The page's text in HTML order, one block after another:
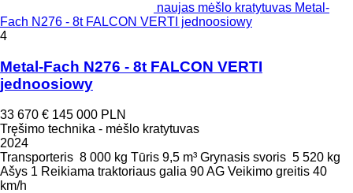
naujas mėšlo kratytuvas Metal-
Fach N276 - 8t FALCON VERTI jednoosiowy
4
Metal-Fach N276 - 8t FALCON VERTI
jednoosiowy
33 670 € 145 000 PLN
Tręšimo technika - mėšlo kratytuvas
2024
Transporteris 8 000 kg Tūris 9,5 m³ Grynasis svoris 5 520 kg
Ašys 1 Reikiama traktoriaus galia 90 AG Veikimo greitis 40
km/h